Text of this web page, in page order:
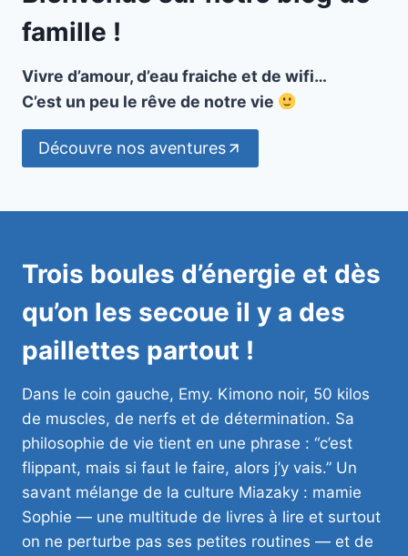
famille !
Vivre d’amour, d’eau fraiche et de wifi…
C’est un peu le rêve de notre vie
Découvre nos aventures
Trois boules d’énergie et dès
qu’on les secoue il y a des
paillettes partout !
Dans le coin gauche, Emy. Kimono noir, 50 kilos
de muscles, de nerfs et de détermination. Sa
philosophie de vie tient en une phrase : “c’est
flippant, mais si faut le faire, alors j’y vais.” Un
savant mélange de la culture Miazaky : mamie
Sophie — une multitude de livres à lire et surtout
on ne perturbe pas ses petites routines — et de